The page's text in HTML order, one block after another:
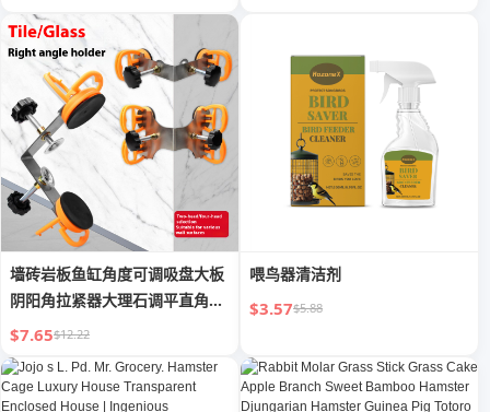
墙砖岩板鱼缸角度可调吸盘大板
阴阳角拉紧器大理石调平直角固
定器
$7.65$12.22
喂鸟器清洁剂
$3.57$5.88